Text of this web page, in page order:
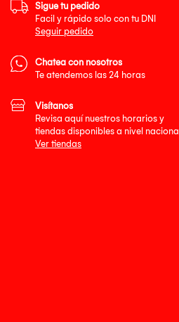
Sigue tu pedido
Facil y rápido solo con tu DNI
Seguir pedido
Chatea con nosotros
Te atendemos las 24 horas
Visítanos
Revisa aquí nuestros horarios y
tiendas disponibles a nivel nacional
Ver tiendas